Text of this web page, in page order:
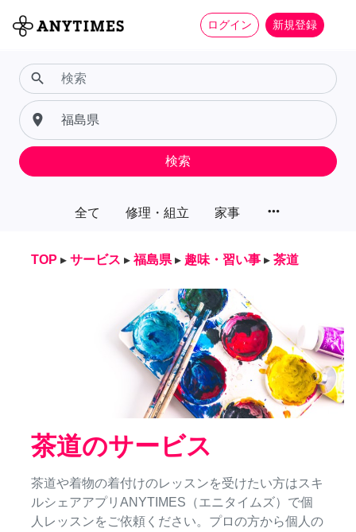
ログイン 新規登録
全て 修理・組立 家事 more_horiz
search
place
検索
TOP ▸ サービス ▸ 福島県 ▸ 趣味・習い事 ▸ 茶道
茶道のサービス
茶道や着物の着付けのレッスンを受けたい方はスキ
ルシェアアプリANYTIMES（エニタイムズ）で個
人レッスンをご依頼ください。プロの方から個人の